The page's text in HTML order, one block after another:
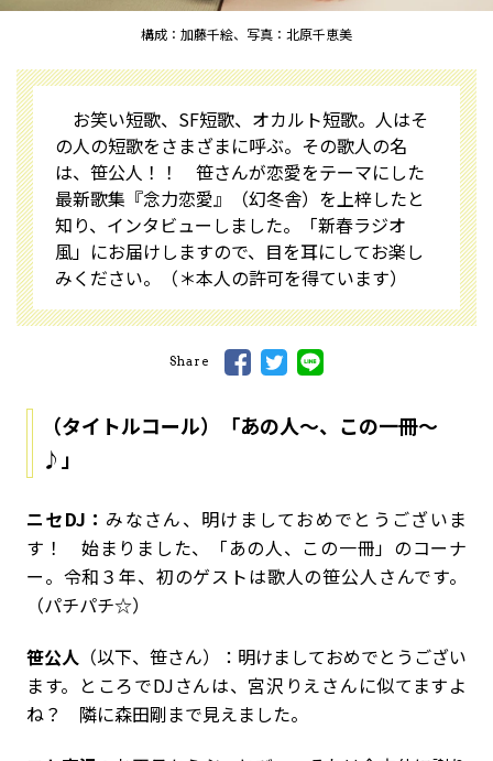
構成：加藤千絵、写真：北原千恵美
お笑い短歌、SF短歌、オカルト短歌――。人はそ
の人の短歌をさまざまに呼ぶ。その歌人の名
は、笹公人！！ 笹さんが恋愛をテーマにした
最新歌集『念力恋愛』（幻冬舎）を上梓したと
知り、インタビューしました。「新春ラジオ
風」にお届けしますので、目を耳にしてお楽し
みください。（＊本人の許可を得ています）
Share
（タイトルコール）「あの人～、この一冊～
♪」
ニセDJ： みなさん、明けましておめでとうございま
す！ 始まりました、「あの人、この一冊」のコーナ
ー。令和３年、初のゲストは歌人の笹公人さんです。
（パチパチ☆）
笹公人 （以下、笹さん）：明けましておめでとうござい
ます。ところでDJさんは、宮沢りえさんに似てますよ
ね？ 隣に森田剛まで見えました。